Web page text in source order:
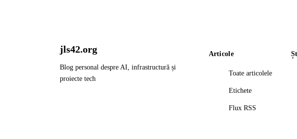
jls42.org
Blog personal despre AI, infrastructură și
proiecte tech
Articole
Toate articolele
Etichete
Flux RSS